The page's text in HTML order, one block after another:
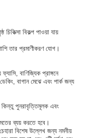
চিকিত্সা বিকল্প পাওয়া যায়
তার প্রমাণীকরণ যোগ।
বাণিজ্যিক প্রাঙ্গনে
বাগান মেঝে এবং পার্ক জন্য
কিন্তু পুনরাবৃত্তিমূলক এবং
ব্যয় করতে হবে।
বিশেষ উল্লেখ জন্য নমনীয়